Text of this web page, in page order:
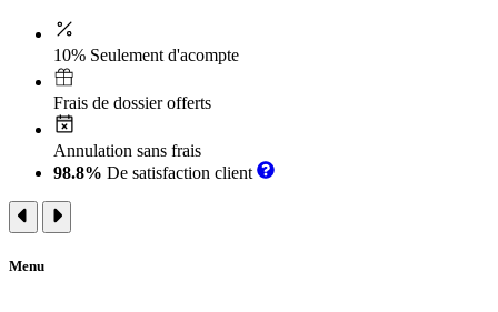
10% Seulement d'acompte
Frais de dossier offerts
Annulation sans frais
98.8% De satisfaction client
Menu